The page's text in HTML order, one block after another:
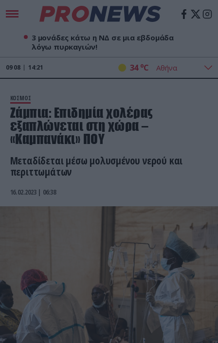
3 μονάδες κάτω η ΝΔ σε μια εβδομάδα
λόγω πυρκαγιών!
09 08 14:21 34 oC
ΚΟΣΜΟΣ
Ζάμπια: Επιδημία χολέρας
εξαπλώνεται στη χώρα –
«Καμπανάκι» ΠΟΥ
Μεταδίδεται μέσω μολυσμένου νερού και
περιττωμάτων
16.02.2023 | 06:38